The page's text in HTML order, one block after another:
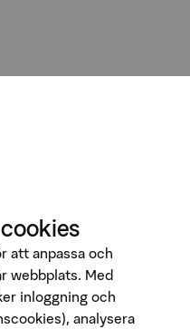
att anpassa och
webbplats. Med
inloggning och
analysera